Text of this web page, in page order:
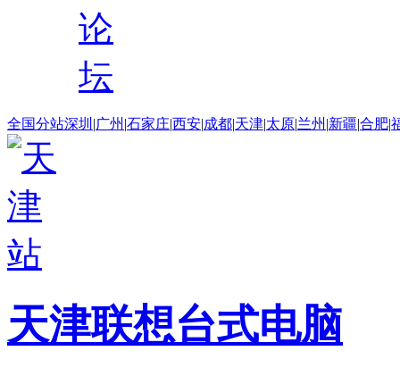
论
坛
全国分站深圳 |广州 |石家庄|西安|成都|天津|太原|兰州 |新疆|合肥|
天津联想台式电脑